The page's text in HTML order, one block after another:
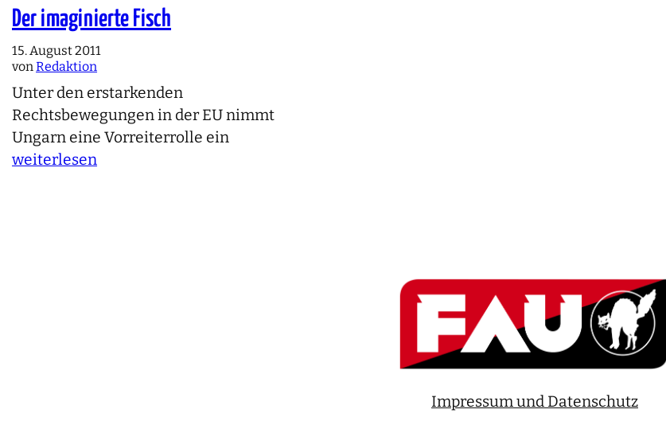
Der imaginierte Fisch
15. August 2011
vonRedaktion
Unter den erstarkenden
Rechtsbewegungen in der EU nimmt
Ungarn eine Vorreiterrolle ein
weiterlesen
Impressum und Datenschutz